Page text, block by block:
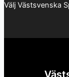
Välj Västsvenska